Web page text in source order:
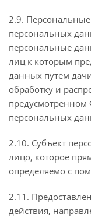
2.9.
персональных
персональные
лиц к которым
данных путём
обработку и
персональных
2.10. Субъект
лицо, которое
определяемо с
2.11.
действия,